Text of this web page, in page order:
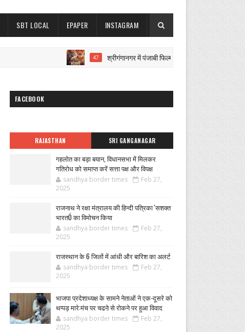
SBT LOCAL EPAPER INSTAGRAM
47 श्रीगंगानगर में पंजाबी फिल्म ‘सैंताली’ की शूटिंग पूरी
FACEBOOK
RAJASTHAN SRI GANGANAGAR
गहलोत का बड़ा बयान, विधानसभा में मिलकर
गतिरोध को समाप्त करें सत्ता पक्ष और विपक्ष
sandhya border times
Feb 27,
2025
राजनाथ ने रक्षा मंत्रालय की हिन्दी पत्रिका 'सशक्त
भारतÓ का विमोचन किया
sandhya border times
Feb 27,
2025
राजस्थान के 6 जिलों में आंधी और बारिश का अलर्ट
sandhya border times
Feb 27,
2025
भाजपा प्रदेशाध्यक्ष के सामने नेताओं ने एक-दूसरे को
थप्पड़ मारे:मंच पर चढऩे से रोकने पर हुआ विवाद
sandhya border times
Feb 27,
2025